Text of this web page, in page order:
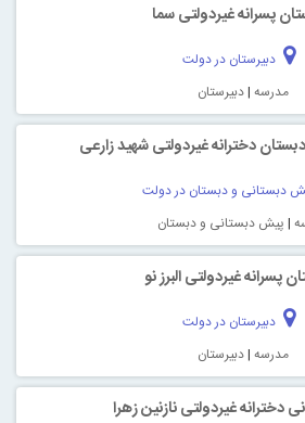
پسرانه غیردولتی سما
دبیرستان در دولت
مدرسه |دبیرستان
دخترانه غیردولتی شهید زارعی
دبستانی و دبستان در دولت
| پیش دبستانی و دبستان
پسرانه غیردولتی البرز نو
دبیرستان در دولت
مدرسه |دبیرستان
دخترانه غیردولتی نازنین زهرا